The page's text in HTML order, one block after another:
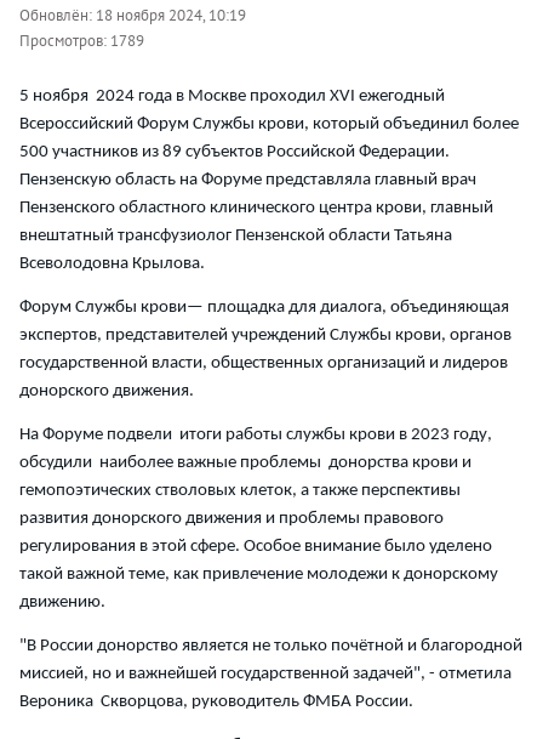
Обновлён: 18 ноября 2024, 10:19
Просмотров: 1789
5 ноября 2024 года в Москве проходил XVI ежегодный
Всероссийский Форум Службы крови, который объединил более
500 участников из 89 субъектов Российской Федерации.
Пензенскую область на Форуме представляла главный врач
Пензенского областного клинического центра крови, главный
внештатный трансфузиолог Пензенской области Татьяна
Всеволодовна Крылова.
Форум Службы крови— площадка для диалога, объединяющая
экспертов, представителей учреждений Службы крови, органов
государственной власти, общественных организаций и лидеров
донорского движения.
На Форуме подвели итоги работы службы крови в 2023 году,
обсудили наиболее важные проблемы донорства крови и
гемопоэтических стволовых клеток, а также перспективы
развития донорского движения и проблемы правового
регулирования в этой сфере. Особое внимание было уделено
такой важной теме, как привлечение молодежи к донорскому
движению.
"В России донорство является не только почётной и благородной
миссией, но и важнейшей государственной задачей", - отметила
Вероника Скворцова, руководитель ФМБА России.